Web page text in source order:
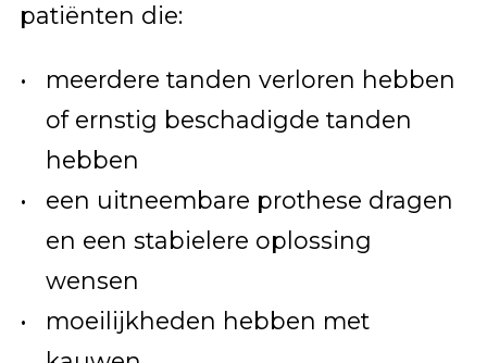
patiënten die:
meerdere tanden verloren hebben
of ernstig beschadigde tanden
hebben
een uitneembare prothese dragen
en een stabielere oplossing
wensen
moeilijkheden hebben met